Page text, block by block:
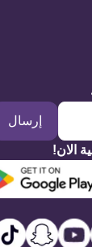
إرسال
الان!